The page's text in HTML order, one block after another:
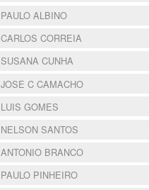
PAULO ALBINO
CARLOS CORREIA
SUSANA CUNHA
JOSE C CAMACHO
LUIS GOMES
NELSON SANTOS
ANTONIO BRANCO
PAULO PINHEIRO